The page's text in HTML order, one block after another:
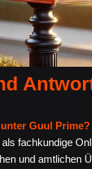
Guul Prime?
fachkundige
und amtlichen